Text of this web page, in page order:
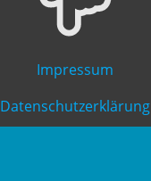
Impressum
Datenschutzerklärung